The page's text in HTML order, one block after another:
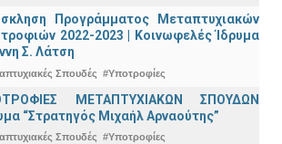
Προγράμματος Μεταπτυχιακών
2022-2023 | Κοινωφελές Ίδρυμα
Σ. Λάτση
Σπουδές #Υποτροφίες
ΜΕΤΑΠΤΥΧΙΑΚΩΝ ΣΠΟΥΔΩΝ
“Στρατηγός Μιχαήλ Αρναούτης”
Σπουδές #Υποτροφίες